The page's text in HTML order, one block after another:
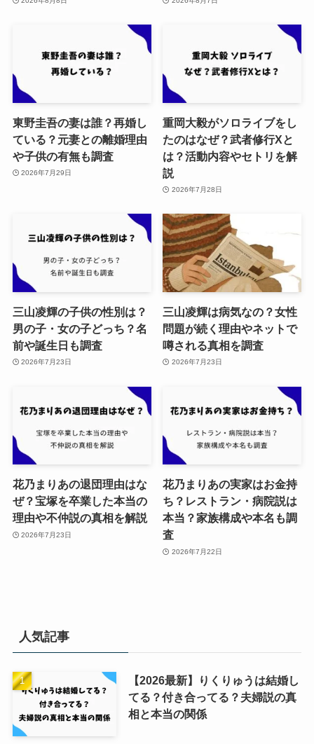
東野圭吾の妻は誰？再婚し
ている？元妻との離婚理由
や子供の有無も調査
2026年7月29日
重岡大毅がソロライブをし
たのはなぜ？武者修行Xと
は？活動内容やセトリを解
説
2026年7月28日
三山凌輝の子供の性別は？
男の子・女の子どっち？名
前や誕生日も調査
2026年7月23日
三山凌輝は病気なの？女性
問題が続く理由やネットで
噂される真相を調査
2026年7月23日
花乃まりあの退団理由はな
ぜ？宝塚を卒業した本当の
理由や不仲説の真相を解説
2026年7月23日
花乃まりあの実家はお金持
ち？レストラン・病院説は
本当？家族構成や本名も調
査
2026年7月22日
人気記事
【2026最新】りくりゅうは結婚し
てる？付き合ってる？夫婦説の真
相と本当の関係